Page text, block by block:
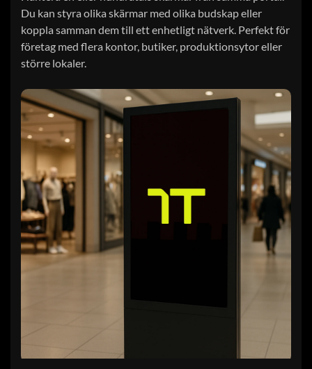
Du kan styra olika skärmar med olika budskap eller
koppla samman dem till ett enhetligt nätverk. Perfekt för
företag med flera kontor, butiker, produktionsytor eller
större lokaler.